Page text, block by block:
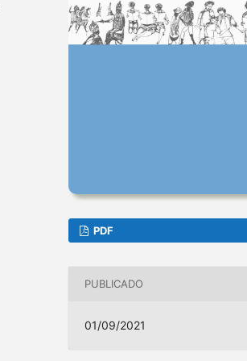
PDF
PUBLICADO
01/09/2021